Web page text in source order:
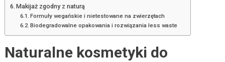
Makijaż zgodny z naturą
Formuły wegańskie i nietestowane na zwierzętach
Biodegradowalne opakowania i rozwiązania less waste
Naturalne kosmetyki do